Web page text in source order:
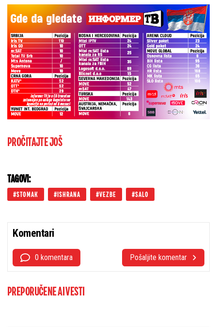
PROČITAJTE JOŠ
TAGOVI:
STOMAK ISHRANA VEZBE SALO
Komentari
0 komentara Pošaljite komentar
PREPORUČENE AI VESTI